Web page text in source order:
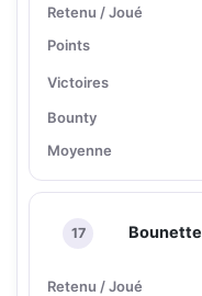
17 Bounette